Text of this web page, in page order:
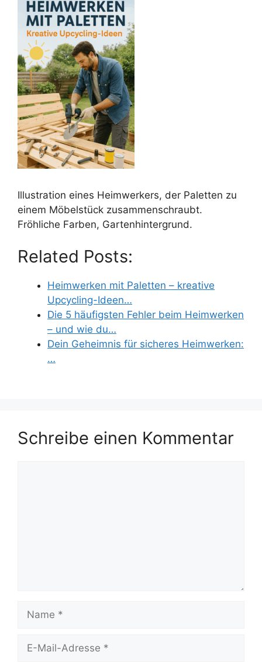
Illustration eines Heimwerkers, der Paletten zu
einem Möbelstück zusammenschraubt.
Fröhliche Farben, Gartenhintergrund.
Related Posts:
Heimwerken mit Paletten – kreative
Upcycling-Ideen…
Die 5 häufigsten Fehler beim Heimwerken
– und wie du…
Dein Geheimnis für sicheres Heimwerken:
…
Schreibe einen Kommentar
Mail-